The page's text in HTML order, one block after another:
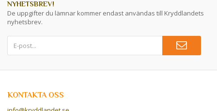
NYHETSBREV!
De uppgifter du lämnar kommer endast användas till Kryddlandets
nyhetsbrev.
KONTAKTA OSS